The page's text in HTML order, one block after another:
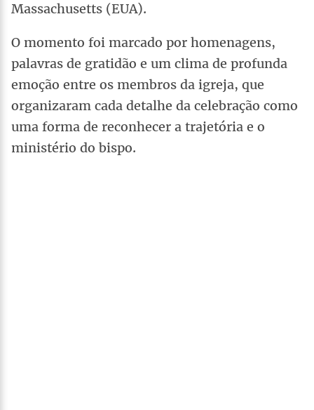
Massachusetts (EUA).
O momento foi marcado por homenagens,
palavras de gratidão e um clima de profunda
emoção entre os membros da igreja, que
organizaram cada detalhe da celebração como
uma forma de reconhecer a trajetória e o
ministério do bispo.